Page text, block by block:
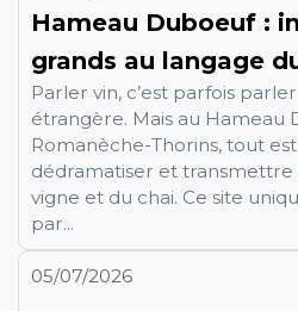
Hameau Duboeuf :
grands au langage
Parler vin, c’est parfois
étrangère. Mais au Hameau
Romanèche-Thorins, tout
dédramatiser et transmettre
vigne et du chai. Ce site
par...
05/07/2026